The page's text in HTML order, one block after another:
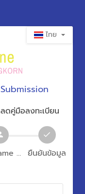
ไทย
ดคู่มือลงทะเบียน
username และ password ยืนยันข้อมูล